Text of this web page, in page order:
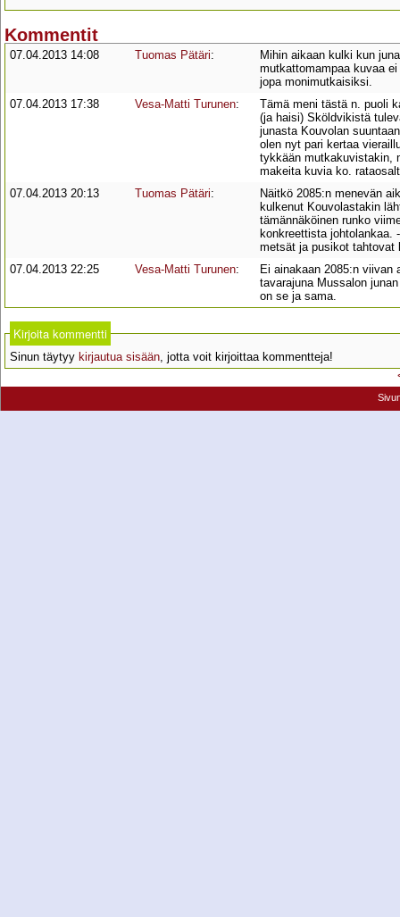
Kommentit
07.04.2013 14:08 Tuomas Pätäri:
Mihin aikaan kulki kun
mutkattomampaa kuvaa
jopa monimutkaisiksi.
07.04.2013 17:38
Vesa-Matti Turunen:
Tämä meni tästä n. puoli
(ja haisi) Sköldvikistä
junasta Kouvolan
olen nyt pari kertaa
tykkään mutkakuvistakin,
makeita kuvia ko.
07.04.2013 20:13
Tuomas Pätäri:
Näitkö 2085:n menevän
kulkenut Kouvolastakin
tämännäköinen runko
konkreettista johtolankaa.
metsät ja pusikot tahtovat
07.04.2013 22:25
Vesa-Matti Turunen:
Ei ainakaan 2085:n viivan
tavarajuna Mussalon
on se ja sama.
Kirjoita kommentti
Sinun täytyy kirjautua sisään, jotta voit kirjoittaa kommentteja!